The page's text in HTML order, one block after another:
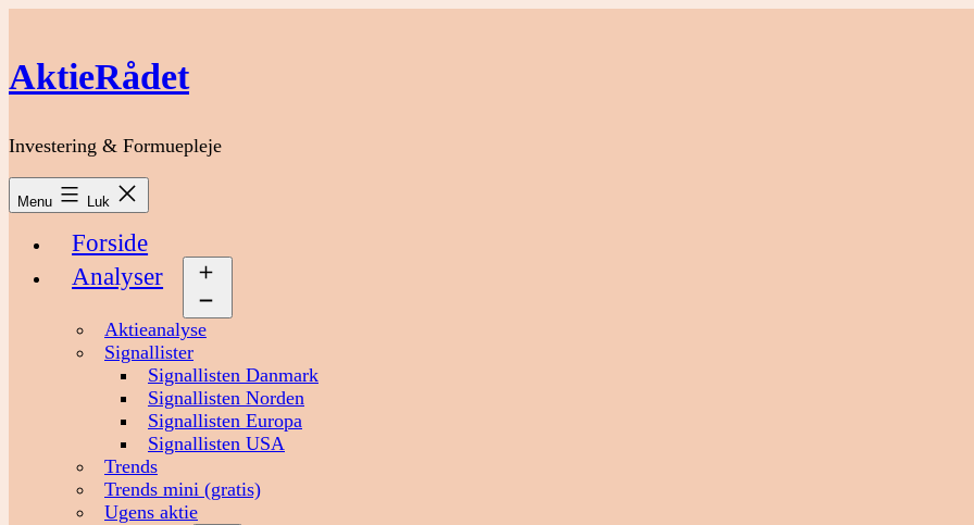
indhold
AktieRådet
Investering & Formuepleje
Menu Luk
Forside
Analyser
Aktieanalyse
Signallister
Signallisten Danmark
Signallisten Norden
Signallisten Europa
Signallisten USA
Trends
Trends mini (gratis)
Ugens aktie